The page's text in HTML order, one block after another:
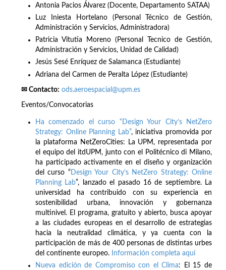
Antonia Pacios Álvarez (Docente, Departamento SATAA)
Luz Iniesta Hortelano (Personal Técnico de Gestión,
Administración y Servicios, Administradora)
Patricia Vitutia Moreno (Personal Tecnico de Gestión,
Administración y Servicios, Unidad de Calidad)
Jesús Sesé Enríquez de Salamanca (Estudiante)
Adriana del Carmen de Peralta López (Estudiante)
✉ Contacto: ods.aeroespacial@upm.es
Eventos/Convocatorias
Ha comenzado el curso “Design Your City’s NetZero
Strategy: Online Planning Lab”, iniciativa promovida por
la plataforma NetZeroCities: La UPM, representada por
el equipo del itdUPM, junto con el Politécnico di Milano,
ha participado activamente en el diseño y organización
del curso “Design Your City’s NetZero Strategy: Online
Planning Lab”, lanzado el pasado 16 de septiembre. La
universidad ha contribuido con su experiencia en
sostenibilidad urbana, innovación y gobernanza
multinivel. El programa, gratuito y abierto, busca apoyar
a las ciudades europeas en el desarrollo de estrategias
hacia la neutralidad climática, y ya cuenta con la
participación de más de 400 personas de distintas urbes
del continente europeo.
Información completa aquí
Nueva edición de Compromiso con el Clima: El 15 de